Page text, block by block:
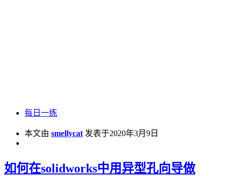
每日一练
本文由 smellycat 发表于2020年3月9日
如何在solidworks中用异型孔向导做